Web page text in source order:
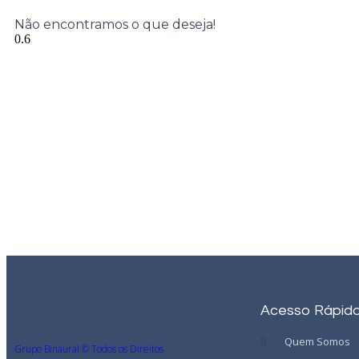
Não encontramos o que deseja!
Grupo Binaural © Todos os Direitos
Acesso
Quem Somos